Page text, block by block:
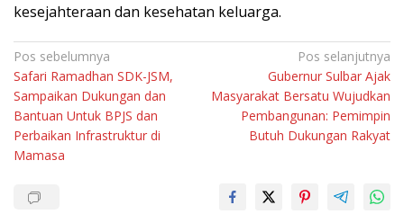
kesejahteraan dan kesehatan keluarga.
Navigasi
pos
Pos sebelumnya
Safari Ramadhan SDK-JSM,
Sampaikan Dukungan dan
Bantuan Untuk BPJS dan
Perbaikan Infrastruktur di
Mamasa
Pos selanjutnya
Gubernur Sulbar Ajak
Masyarakat Bersatu Wujudkan
Pembangunan: Pemimpin
Butuh Dukungan Rakyat